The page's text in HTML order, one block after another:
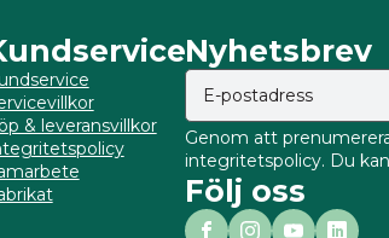
& leveransvillkor
Nyhetsbrev
Genom att
integritetspolicy. Du
Följ oss